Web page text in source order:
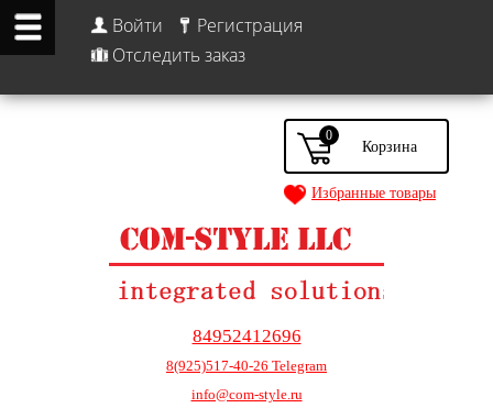
Войти
Регистрация
Отследить заказ
84952412696
8(925)517-40-26 Telegram
info@com-style.ru
0
Избранные товары